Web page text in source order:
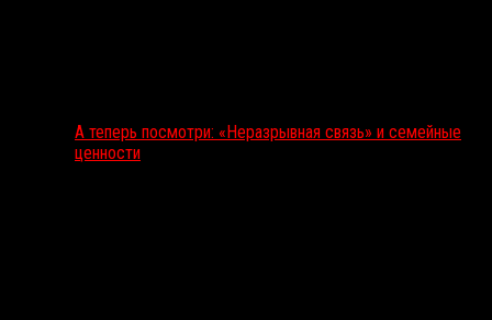
А теперь посмотри: «Неразрывная связь» и семейные
ценности